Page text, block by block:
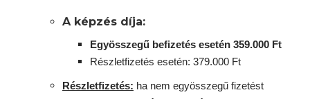
A képzés díja:
Egyösszegű befizetés esetén 359.000 Ft
Részletfizetés esetén: 379.000 Ft
Részletfizetés: ha nem egyösszegű fizetést